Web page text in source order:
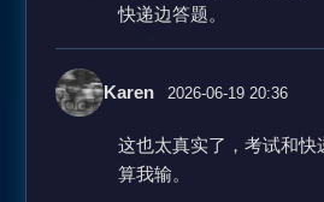
快递边答题。
Karen 2026-06-19 20:36
这也太真实了，考试和快
算我输。